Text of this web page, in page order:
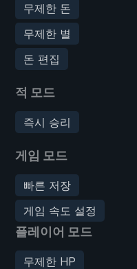
무제한 돈
무제한 별
돈 편집
적 모드
즉시 승리
게임 모드
빠른 저장
게임 속도 설정
플레이어 모드
무제한 HP